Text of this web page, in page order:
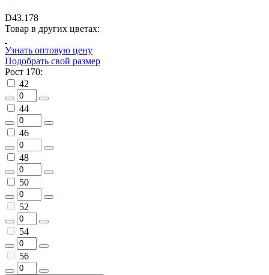
D43.178
Товар в других цветах:
Узнать оптовую цену
Подобрать свой размер
Рост 170:
42
44
46
48
50
52
54
56